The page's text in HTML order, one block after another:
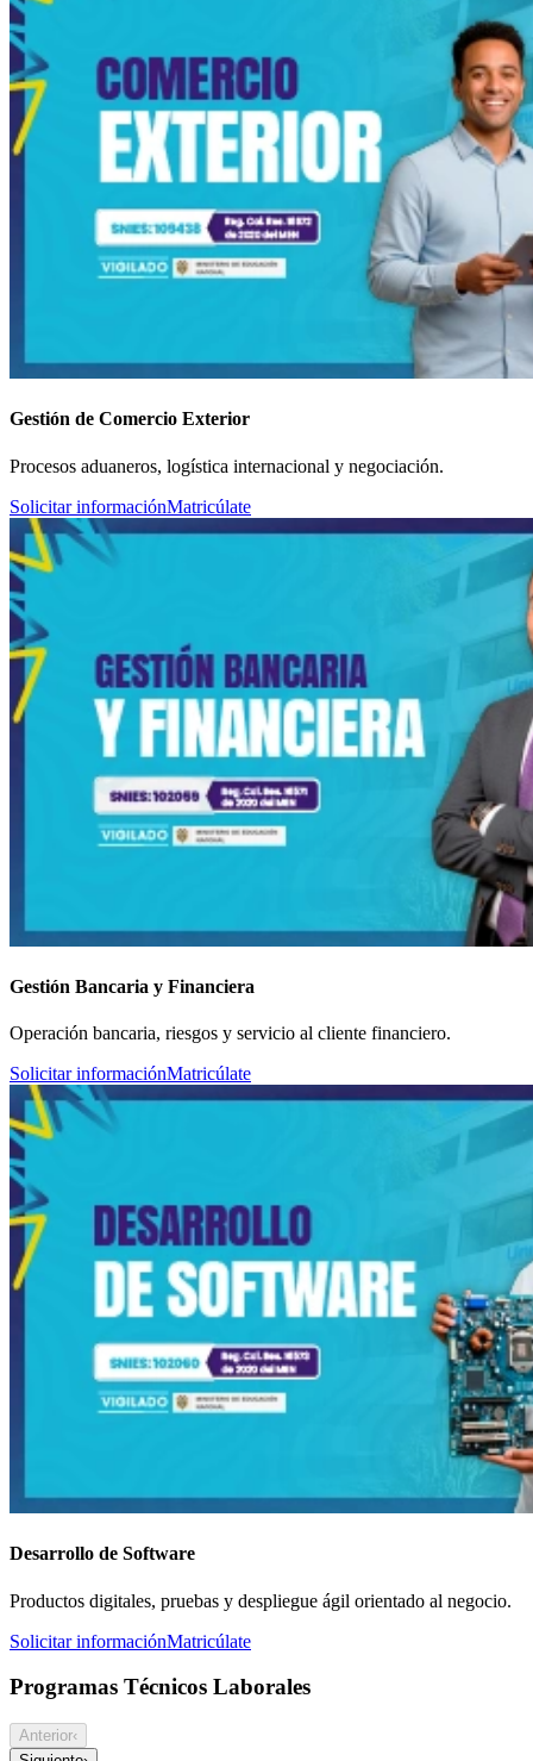
Gestión de Comercio Exterior
Procesos aduaneros, logística internacional y negociación.
Solicitar informaciónMatricúlate
Gestión Bancaria y Financiera
Operación bancaria, riesgos y servicio al cliente financiero.
Solicitar informaciónMatricúlate
Desarrollo de Software
Productos digitales, pruebas y despliegue ágil orientado al negocio.
Solicitar informaciónMatricúlate
Programas Técnicos Laborales
Anterior‹